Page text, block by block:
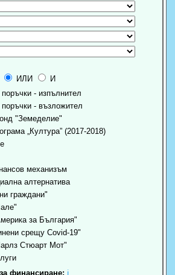
ИЛИ
И
- изпълнител
- възложител
"Земеделие"
„Култура” (2017-2018)
механизъм
алтернатива
граждани"
за България"
срещу Covid-19"
Стюарт Мот"
финансиране: ℹ